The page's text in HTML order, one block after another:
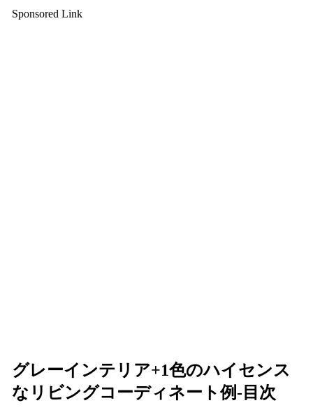
Sponsored Link
グレーインテリア+1色のハイセンス
なリビングコーディネート例-目次